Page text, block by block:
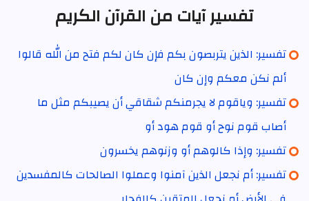
تفسير آيات من القرآن الكريم
تفسير: الذين يتربصون بكم فإن كان لكم فتح من الله قالوا
ألم نكن معكم وإن كان
تفسير: وياقوم لا يجرمنكم شقاقي أن يصيبكم مثل ما
أصاب قوم نوح أو قوم هود أو
تفسير: وإذا كالوهم أو وزنوهم يخسرون
تفسير: أم نجعل الذين آمنوا وعملوا الصالحات كالمفسدين